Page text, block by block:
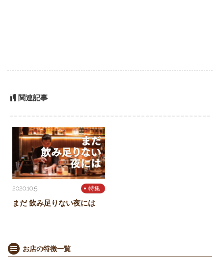
関連記事
2020.10.5 特集
まだ 飲み足りない夜には
お店の特徴一覧